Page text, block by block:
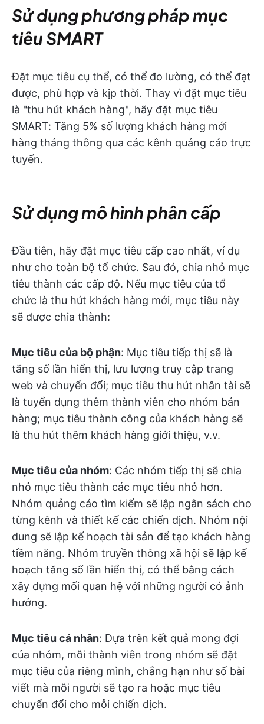
Sử dụng phương pháp mục
tiêu SMART
Đặt mục tiêu cụ thể, có thể đo lường, có thể đạt
được, phù hợp và kịp thời. Thay vì đặt mục tiêu
là "thu hút khách hàng", hãy đặt mục tiêu
SMART: Tăng 5% số lượng khách hàng mới
hàng tháng thông qua các kênh quảng cáo trực
tuyến.
Sử dụng mô hình phân cấp
Đầu tiên, hãy đặt mục tiêu cấp cao nhất, ví dụ
như cho toàn bộ tổ chức. Sau đó, chia nhỏ mục
tiêu thành các cấp độ. Nếu mục tiêu của tổ
chức là thu hút khách hàng mới, mục tiêu này
sẽ được chia thành:
Mục tiêu của bộ phận: Mục tiêu tiếp thị sẽ là
tăng số lần hiển thị, lưu lượng truy cập trang
web và chuyển đổi; mục tiêu thu hút nhân tài sẽ
là tuyển dụng thêm thành viên cho nhóm bán
hàng; mục tiêu thành công của khách hàng sẽ
là thu hút thêm khách hàng giới thiệu, v.v.
Mục tiêu của nhóm: Các nhóm tiếp thị sẽ chia
nhỏ mục tiêu thành các mục tiêu nhỏ hơn.
Nhóm quảng cáo tìm kiếm sẽ lập ngân sách cho
từng kênh và thiết kế các chiến dịch. Nhóm nội
dung sẽ lập kế hoạch tài sản để tạo khách hàng
tiềm năng. Nhóm truyền thông xã hội sẽ lập kế
hoạch tăng số lần hiển thị, có thể bằng cách
xây dựng mối quan hệ với những người có ảnh
hưởng.
Mục tiêu cá nhân: Dựa trên kết quả mong đợi
của nhóm, mỗi thành viên trong nhóm sẽ đặt
mục tiêu của riêng mình, chẳng hạn như số bài
viết mà mỗi người sẽ tạo ra hoặc mục tiêu
chuyển đổi cho mỗi chiến dịch.